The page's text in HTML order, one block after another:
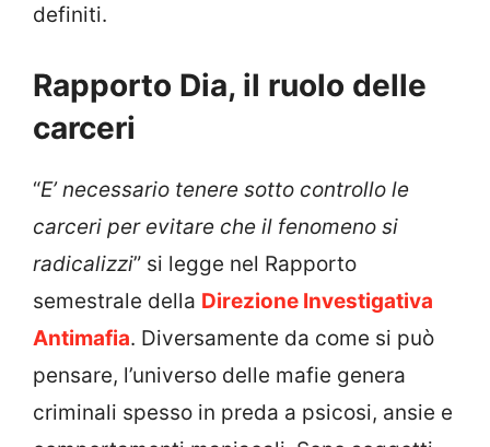
definiti.
Rapporto Dia, il ruolo delle
carceri
“E’ necessario tenere sotto controllo le
carceri per evitare che il fenomeno si
radicalizzi” si legge nel Rapporto
semestrale della Direzione Investigativa
Antimafia. Diversamente da come si può
pensare, l’universo delle mafie genera
criminali spesso in preda a psicosi, ansie e